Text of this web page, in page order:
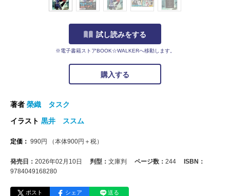
試し読みをする
※電子書籍ストアBOOK☆WALKERへ移動します。
購入する
著者 榮織 タスク
イラスト 黒井 ススム
定価： 990円 （本体900円＋税）
発売日： 2026年02月10日 判型： 文庫判 ページ数： 244
ISBN：
9784049168280
ポスト シェア 送る